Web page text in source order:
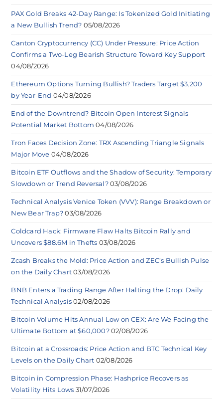
PAX Gold Breaks 42-Day Range: Is Tokenized Gold Initiating
a New Bullish Trend? 05/08/2026
Canton Cryptocurrency (CC) Under Pressure: Price Action
Confirms a Two-Leg Bearish Structure Toward Key Support
04/08/2026
Ethereum Options Turning Bullish? Traders Target $3,200
by Year-End 04/08/2026
End of the Downtrend? Bitcoin Open Interest Signals
Potential Market Bottom 04/08/2026
Tron Faces Decision Zone: TRX Ascending Triangle Signals
Major Move 04/08/2026
Bitcoin ETF Outflows and the Shadow of Security: Temporary
Slowdown or Trend Reversal? 03/08/2026
Technical Analysis Venice Token (VVV): Range Breakdown or
New Bear Trap? 03/08/2026
Coldcard Hack: Firmware Flaw Halts Bitcoin Rally and
Uncovers $88.6M in Thefts 03/08/2026
Zcash Breaks the Mold: Price Action and ZEC’s Bullish Pulse
on the Daily Chart 03/08/2026
BNB Enters a Trading Range After Halting the Drop: Daily
Technical Analysis 02/08/2026
Bitcoin Volume Hits Annual Low on CEX: Are We Facing the
Ultimate Bottom at $60,000? 02/08/2026
Bitcoin at a Crossroads: Price Action and BTC Technical Key
Levels on the Daily Chart 02/08/2026
Bitcoin in Compression Phase: Hashprice Recovers as
Volatility Hits Lows 31/07/2026